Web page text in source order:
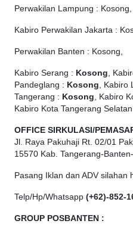
Perwakilan Lampung : Kosong,
Kabiro Perwakilan Jakarta :
Perwakilan Banten : Kosong,
Kabiro Serang : Kosong,
Pandeglang : Kosong, Kabiro
Tangerang : Kosong, Kabiro
Kabiro Kota Tangerang
OFFICE SIRKULASI/
Jl. Raya Pakuhaji Rt. 02/01
15570 Kab. Tangerang-
Pasang Iklan dan ADV silahan
Telp/Hp/Whatsapp (+62)-852-
GROUP POSBANTEN :